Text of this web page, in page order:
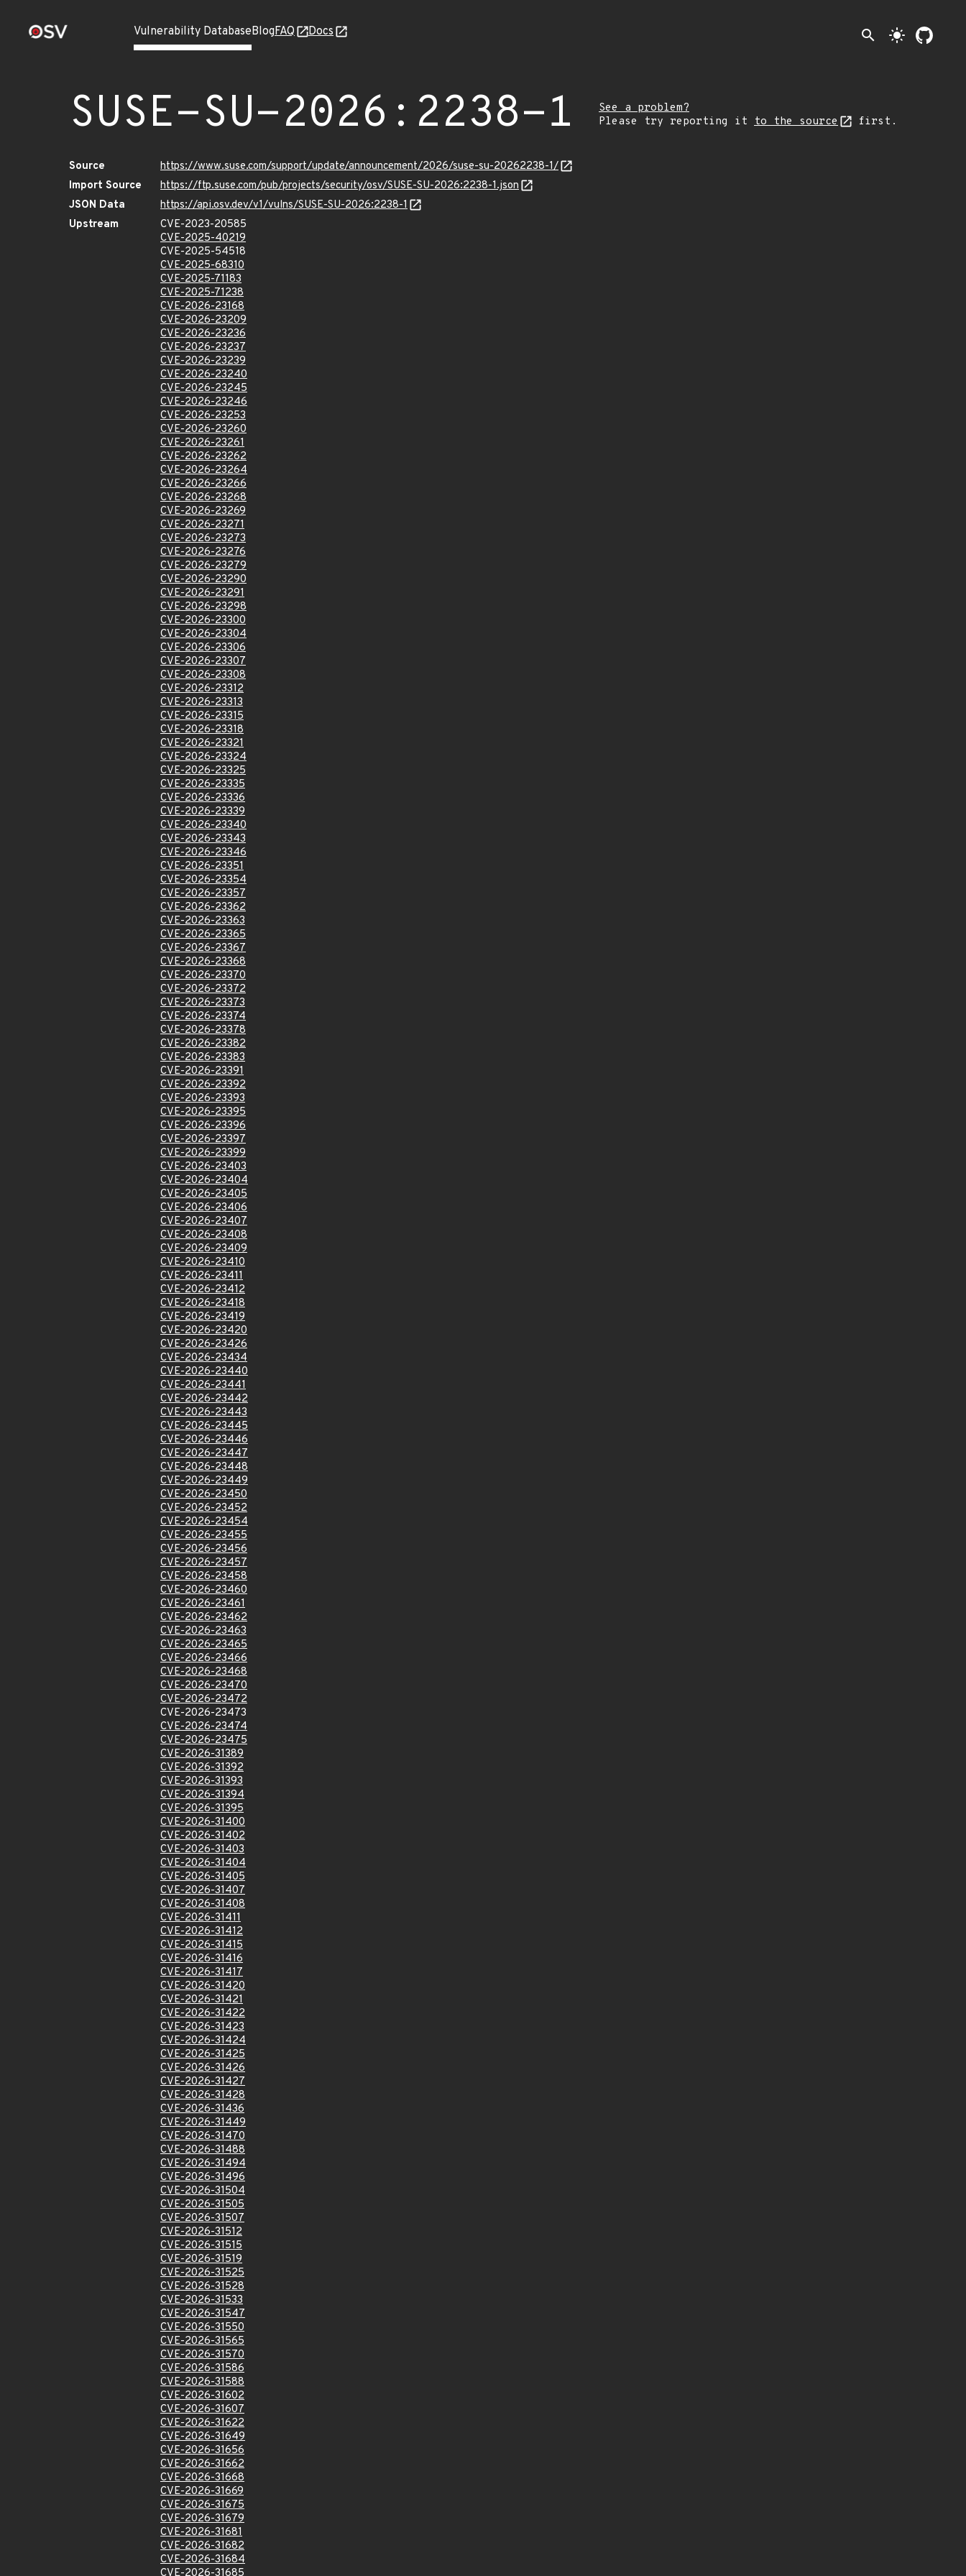
Vulnerability DatabaseBlogFAQ Docs search light_mode
SUSE-SU-2026:2238-1
See a problem?
Please try reporting it to the source first.
Source
https://www.suse.com/support/update/announcement/2026/suse-su-20262238-1/
Import Source
https://ftp.suse.com/pub/projects/security/osv/SUSE-SU-2026:2238-1.json
JSON Data
https://api.osv.dev/v1/vulns/SUSE-SU-2026:2238-1
Upstream
CVE-2023-20585
CVE-2025-40219
CVE-2025-54518
CVE-2025-68310
CVE-2025-71183
CVE-2025-71238
CVE-2026-23168
CVE-2026-23209
CVE-2026-23236
CVE-2026-23237
CVE-2026-23239
CVE-2026-23240
CVE-2026-23245
CVE-2026-23246
CVE-2026-23253
CVE-2026-23260
CVE-2026-23261
CVE-2026-23262
CVE-2026-23264
CVE-2026-23266
CVE-2026-23268
CVE-2026-23269
CVE-2026-23271
CVE-2026-23273
CVE-2026-23276
CVE-2026-23279
CVE-2026-23290
CVE-2026-23291
CVE-2026-23298
CVE-2026-23300
CVE-2026-23304
CVE-2026-23306
CVE-2026-23307
CVE-2026-23308
CVE-2026-23312
CVE-2026-23313
CVE-2026-23315
CVE-2026-23318
CVE-2026-23321
CVE-2026-23324
CVE-2026-23325
CVE-2026-23335
CVE-2026-23336
CVE-2026-23339
CVE-2026-23340
CVE-2026-23343
CVE-2026-23346
CVE-2026-23351
CVE-2026-23354
CVE-2026-23357
CVE-2026-23362
CVE-2026-23363
CVE-2026-23365
CVE-2026-23367
CVE-2026-23368
CVE-2026-23370
CVE-2026-23372
CVE-2026-23373
CVE-2026-23374
CVE-2026-23378
CVE-2026-23382
CVE-2026-23383
CVE-2026-23391
CVE-2026-23392
CVE-2026-23393
CVE-2026-23395
CVE-2026-23396
CVE-2026-23397
CVE-2026-23399
CVE-2026-23403
CVE-2026-23404
CVE-2026-23405
CVE-2026-23406
CVE-2026-23407
CVE-2026-23408
CVE-2026-23409
CVE-2026-23410
CVE-2026-23411
CVE-2026-23412
CVE-2026-23418
CVE-2026-23419
CVE-2026-23420
CVE-2026-23426
CVE-2026-23434
CVE-2026-23440
CVE-2026-23441
CVE-2026-23442
CVE-2026-23443
CVE-2026-23445
CVE-2026-23446
CVE-2026-23447
CVE-2026-23448
CVE-2026-23449
CVE-2026-23450
CVE-2026-23452
CVE-2026-23454
CVE-2026-23455
CVE-2026-23456
CVE-2026-23457
CVE-2026-23458
CVE-2026-23460
CVE-2026-23461
CVE-2026-23462
CVE-2026-23463
CVE-2026-23465
CVE-2026-23466
CVE-2026-23468
CVE-2026-23470
CVE-2026-23472
CVE-2026-23473
CVE-2026-23474
CVE-2026-23475
CVE-2026-31389
CVE-2026-31392
CVE-2026-31393
CVE-2026-31394
CVE-2026-31395
CVE-2026-31400
CVE-2026-31402
CVE-2026-31403
CVE-2026-31404
CVE-2026-31405
CVE-2026-31407
CVE-2026-31408
CVE-2026-31411
CVE-2026-31412
CVE-2026-31415
CVE-2026-31416
CVE-2026-31417
CVE-2026-31420
CVE-2026-31421
CVE-2026-31422
CVE-2026-31423
CVE-2026-31424
CVE-2026-31425
CVE-2026-31426
CVE-2026-31427
CVE-2026-31428
CVE-2026-31436
CVE-2026-31449
CVE-2026-31470
CVE-2026-31488
CVE-2026-31494
CVE-2026-31496
CVE-2026-31504
CVE-2026-31505
CVE-2026-31507
CVE-2026-31512
CVE-2026-31515
CVE-2026-31519
CVE-2026-31525
CVE-2026-31528
CVE-2026-31533
CVE-2026-31547
CVE-2026-31550
CVE-2026-31565
CVE-2026-31570
CVE-2026-31586
CVE-2026-31588
CVE-2026-31602
CVE-2026-31607
CVE-2026-31622
CVE-2026-31649
CVE-2026-31656
CVE-2026-31662
CVE-2026-31668
CVE-2026-31669
CVE-2026-31675
CVE-2026-31679
CVE-2026-31681
CVE-2026-31682
CVE-2026-31684